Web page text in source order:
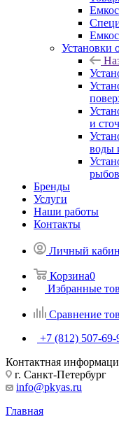
Установки
и
воды
Бренды
Услуги
Наши работы
Контакты
Личный
Корзина0
Избранные
Сравнение
+7 (812) 507-69-
Контактная
г. Санкт-Петербург
info@pkyas.ru
Главная